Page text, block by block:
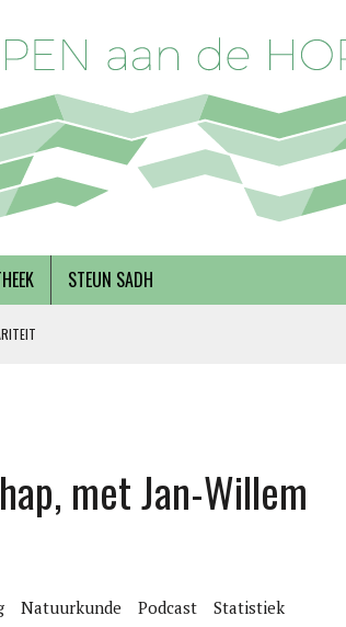
STEUN SADH
VAN ZANTEN EN RINSKE VAN NOORTWIJK
met Jan-Willem
Natuurkunde Podcast
Statistiek